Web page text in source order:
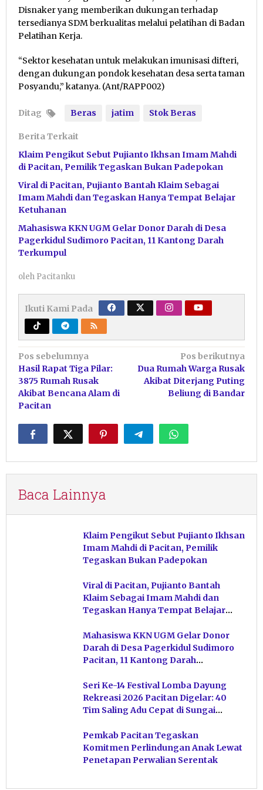
Disnaker yang memberikan dukungan terhadap
tersedianya SDM berkualitas melalui pelatihan di Badan
Pelatihan Kerja.
“Sektor kesehatan untuk melakukan imunisasi difteri,
dengan dukungan pondok kesehatan desa serta taman
Posyandu,” katanya. (Ant/RAPP002)
Ditag Beras jatim Stok Beras
Berita Terkait
Klaim Pengikut Sebut Pujianto Ikhsan Imam Mahdi
di Pacitan, Pemilik Tegaskan Bukan Padepokan
Viral di Pacitan, Pujianto Bantah Klaim Sebagai
Imam Mahdi dan Tegaskan Hanya Tempat Belajar
Ketuhanan
Mahasiswa KKN UGM Gelar Donor Darah di Desa
Pagerkidul Sudimoro Pacitan, 11 Kantong Darah
Terkumpul
oleh Pacitanku
Ikuti Kami Pada
Navigasi
pos
Pos sebelumnya
Hasil Rapat Tiga Pilar:
3875 Rumah Rusak
Akibat Bencana Alam di
Pacitan
Pos berikutnya
Dua Rumah Warga Rusak
Akibat Diterjang Puting
Beliung di Bandar
Baca Lainnya
Klaim Pengikut Sebut Pujianto Ikhsan
Imam Mahdi di Pacitan, Pemilik
Tegaskan Bukan Padepokan
Viral di Pacitan, Pujianto Bantah
Klaim Sebagai Imam Mahdi dan
Tegaskan Hanya Tempat Belajar
Mahasiswa KKN UGM Gelar Donor
Darah di Desa Pagerkidul Sudimoro
Pacitan, 11 Kantong Darah
Seri Ke-14 Festival Lomba Dayung
Rekreasi 2026 Pacitan Digelar: 40
Tim Saling Adu Cepat di Sungai
Pemkab Pacitan Tegaskan
Komitmen Perlindungan Anak Lewat
Penetapan Perwalian Serentak